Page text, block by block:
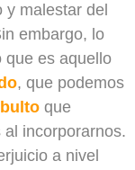
malestar del
embargo, lo
que es aquello
, que podemos
bulto que
incorporarnos.
a nivel